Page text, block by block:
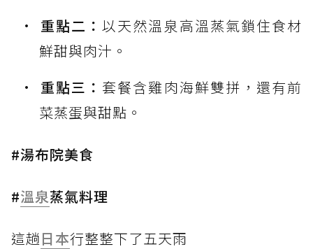
重點二：以天然溫泉高溫蒸氣鎖住食材
鮮甜與肉汁。
重點三： 套餐含雞肉海鮮雙拼，還有前
菜蒸蛋與甜點。
#湯布院美食
#溫泉蒸氣料理
這趟日本行整整下了五天雨